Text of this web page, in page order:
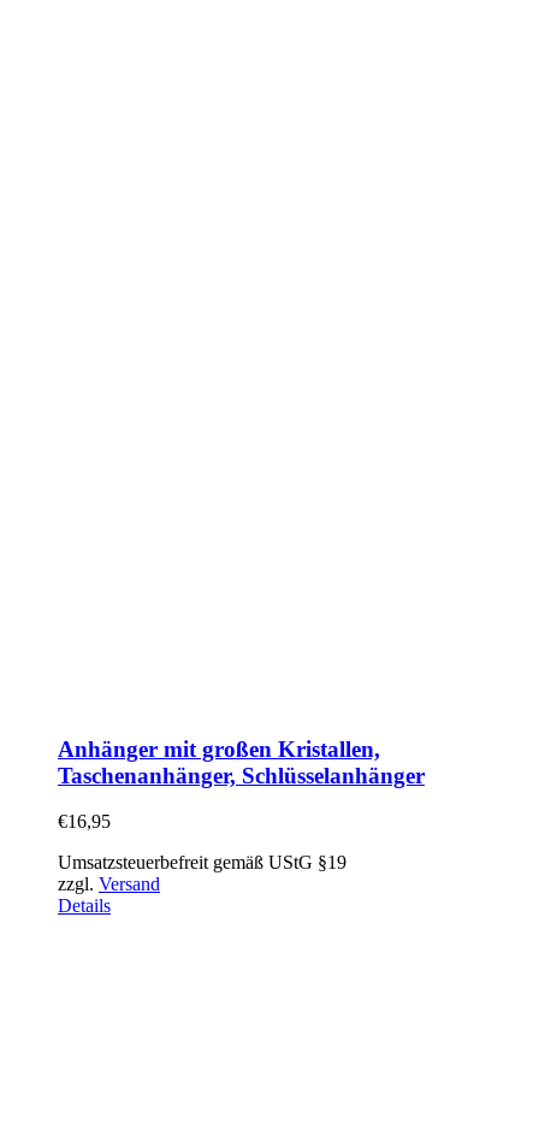
Anhänger mit großen Kristallen,
Taschenanhänger, Schlüsselanhänger
€16,95
Umsatzsteuerbefreit gemäß UStG §19
zzgl. Versand
Details